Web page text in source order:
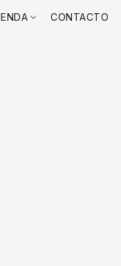
CONTACTO